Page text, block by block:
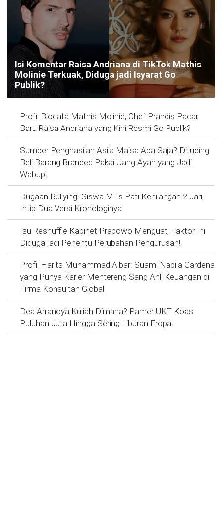
Isi Komentar Raisa Andriana di TikTok Mathis
Molinie Terkuak, Diduga jadi Isyarat Go
Publik?
Profil Biodata Mathis Molinié, Chef Prancis Pacar
Baru Raisa Andriana yang Kini Resmi Go Publik?
Sumber Penghasilan Asila Maisa Apa Saja? Dituding
Beli Barang Branded Pakai Uang Ayah yang Jadi
Wabup!
Dugaan Bullying: Siswa MTs Pati Kehilangan 2 Jari,
Intip Dua Versi Kronologinya
Isu Reshuffle Kabinet Prabowo Menguat, Faktor Ini
Diduga jadi Penentu Perubahan Pengurusan!
Profil Harits Muhammad Albar: Suami Nabila Gardena
yang Punya Karier Mentereng Sang Ahli Keuangan di
Firma Konsultan Global
Dea Arranoya Kuliah Dimana? Pamer UKT Koas
Puluhan Juta Hingga Sering Liburan Eropa!